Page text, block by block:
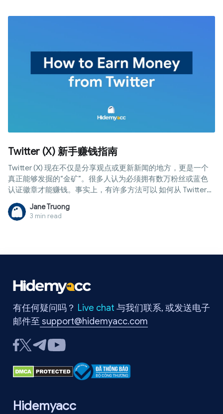
Twitter (X) 新手赚钱指南
Twitter (X) 现在不仅是分享观点或更新新闻的地方，更是一个
真正能够发掘的“金矿”。很多人认为必须拥有数万粉丝或蓝色
认证徽章才能赚钱。事实上，有许多方法可以 如何从 Twitter
赚钱，即便账号粉丝不多，也能通过平台外的渠道创造稳定的
每月收入。本文将为您提供全面视角，包括收入形式对比、具
体参与条件，以及账号优化秘诀和必须避开的误区，助您高效
Jane Truong
3 min read
有任何疑问吗？ Live chat 与我们联系, 或发送电子
邮件至 support@hidemyacc.com
Hidemyacc